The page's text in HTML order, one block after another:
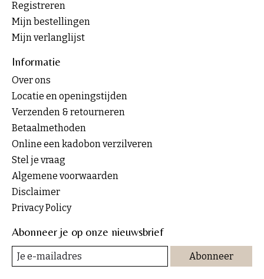
Registreren
Mijn bestellingen
Mijn verlanglijst
Informatie
Over ons
Locatie en openingstijden
Verzenden & retourneren
Betaalmethoden
Online een kadobon verzilveren
Stel je vraag
Algemene voorwaarden
Disclaimer
Privacy Policy
Abonneer je op onze nieuwsbrief
Abonneer